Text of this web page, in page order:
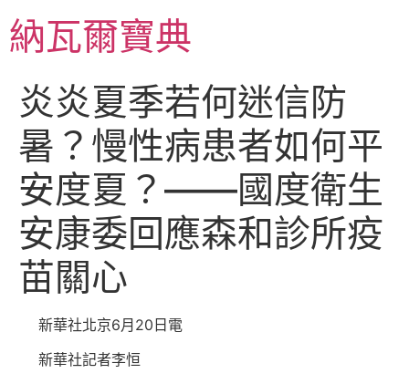
至
主納瓦爾寶典
炎炎夏季若何迷信防
暑？慢性病患者如何平
安度夏？——國度衛生
安康委回應森和診所疫
苗關心
新華社北京6月20日電
新華社記者李恒